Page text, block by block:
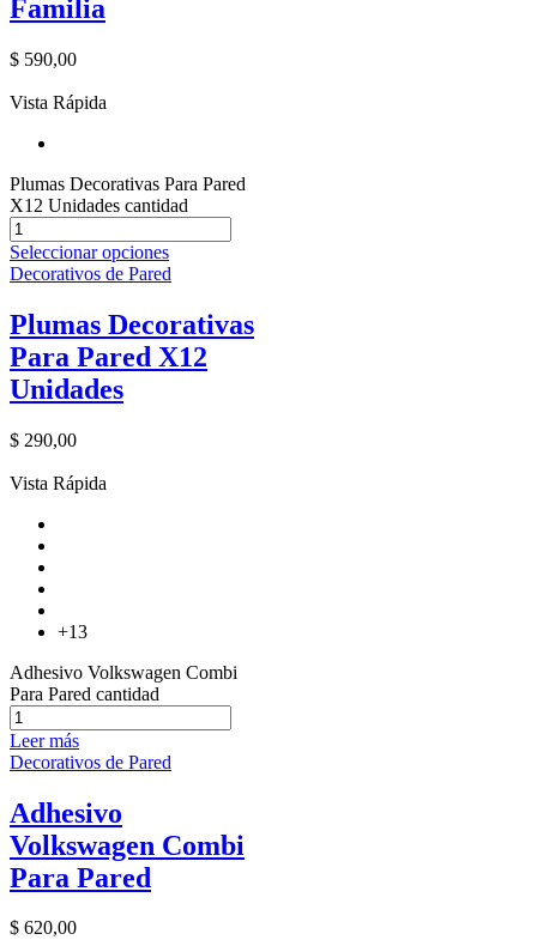
Familia
$ 590,00
Vista Rápida
Plumas Decorativas Para Pared
X12 Unidades cantidad
Seleccionar opciones
Decorativos de Pared
Plumas Decorativas
Para Pared X12
Unidades
$ 290,00
Vista Rápida
+13
Adhesivo Volkswagen Combi
Para Pared cantidad
Leer más
Decorativos de Pared
Adhesivo
Volkswagen Combi
Para Pared
$ 620,00